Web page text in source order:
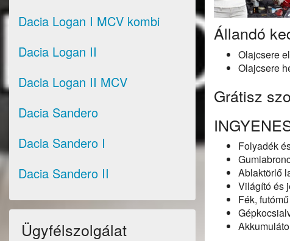
Állandó
Olajcsere
Olajcsere
Grátisz
Folyadék
Ablaktörlő
Világító és
Fék,
Dacia Logan I MCV kombi
Dacia Logan II
Dacia Logan II MCV
Dacia Sandero
Dacia Sandero I
Dacia Sandero II
Ügyfélszolgálat